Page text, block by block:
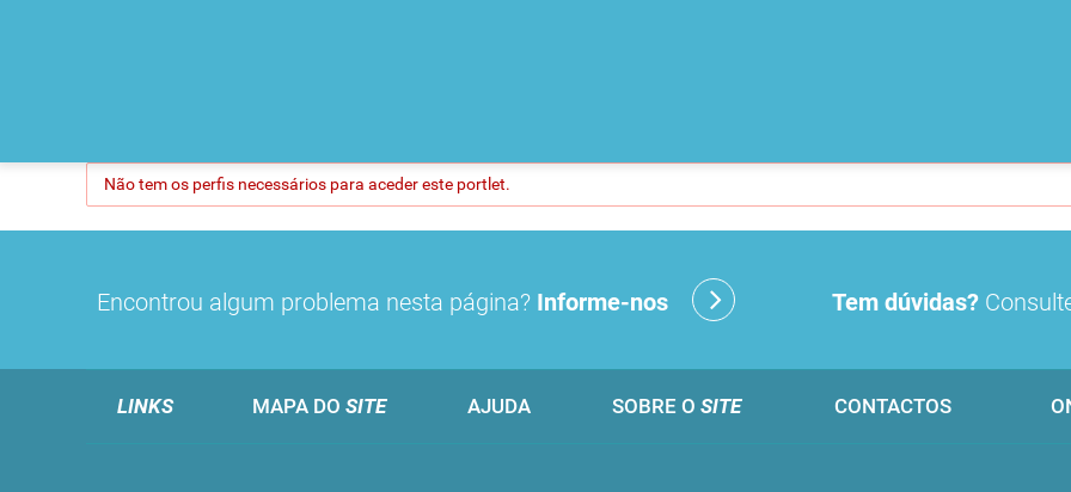
Não tem os perfis necessários para aceder este portlet.
Encontrou algum problema nesta página? Informe-nos Tem dúvidas?
LINKS MAPA DO SITE AJUDA SOBRE O SITE CONTACTOS